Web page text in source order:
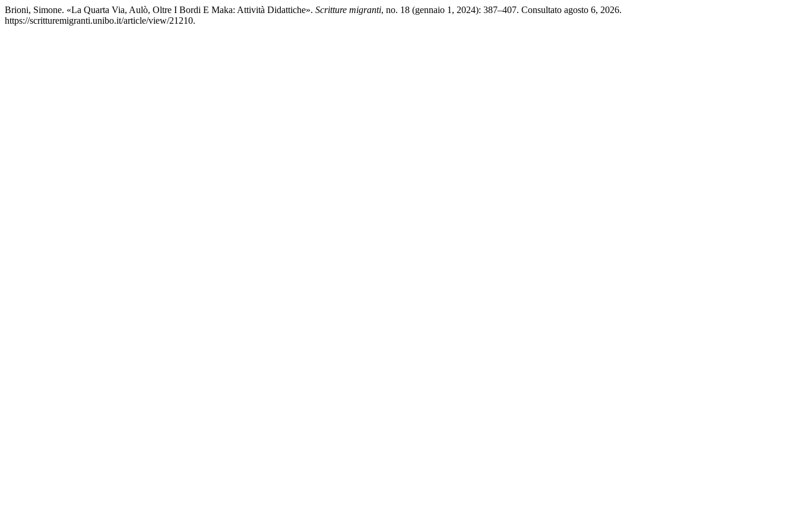
Brioni, Simone. «La Quarta Via, Aulò, Oltre I Bordi E Maka: Attività Didattiche». Scritture migranti, no. 18 (gennaio 1, 2024): 387–407. Consultato agosto 6, 2026.
https://scritturemigranti.unibo.it/article/view/21210.